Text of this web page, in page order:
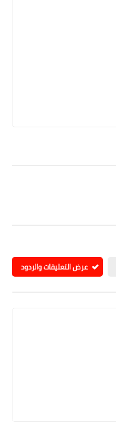
عرض التعليقات والردود